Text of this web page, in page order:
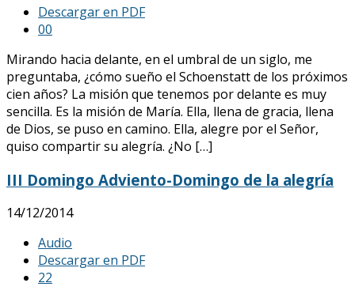
Descargar en PDF
00
Mirando hacia delante, en el umbral de un siglo, me
preguntaba, ¿cómo sueño el Schoenstatt de los próximos
cien años? La misión que tenemos por delante es muy
sencilla. Es la misión de María. Ella, llena de gracia, llena
de Dios, se puso en camino. Ella, alegre por el Señor,
quiso compartir su alegría. ¿No […]
III Domingo Adviento-Domingo de la alegría
14/12/2014
Audio
Descargar en PDF
22